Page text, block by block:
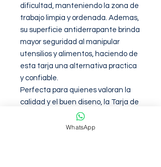
dificultad, manteniendo la zona de
trabajo limpia y ordenada. Ademas,
su superficie antiderrapante brinda
mayor seguridad al manipular
utensilios y alimentos, haciendo de
esta tarja una alternativa practica
y confiable.
Perfecta para quienes valoran la
calidad y el buen diseno, la Tarja de
Acero Inoxidable Negro Mate es
una inversion que aportara
WhatsApp